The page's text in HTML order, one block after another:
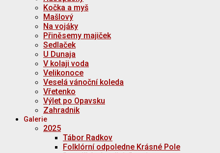
Kočka a myš
Mašlový
Na vojáky
Přiněsemy majiček
Sedlaček
U Dunaja
V kolaji voda
Velikonoce
Veselá vánoční koleda
Vřetenko
Výlet po Opavsku
Zahradnik
Galerie
2025
Tábor Radkov
Folklórní odpoledne Krásné Pole